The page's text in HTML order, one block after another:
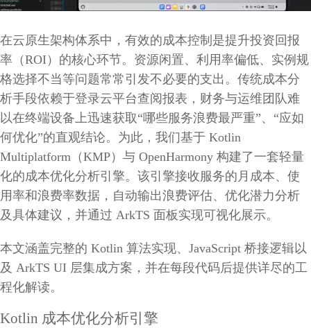
在云原生架构体系中，有效的成本控制是提升投资回报
率（ROI）的核心环节。资源闲置、利用率偏低、实例规
格选择不当等问题常常引发不必要的支出。传统成本分
析手段依赖于登录云平台查阅报表，财务与运维团队难
以在终端设备上迅速获取“哪些服务浪费最严重”、“应如
何优化”的直观结论。为此，我们基于 Kotlin
Multiplatform（KMP）与 OpenHarmony 构建了一套轻量
化的成本优化分析引擎。该引擎接收服务的月成本、使
用率和浪费率数据，自动输出浪费评估、优化潜力分析
及具体建议，并通过 ArkTS 面板实现可视化展示。
本文涵盖完整的 Kotlin 算法实现、JavaScript 桥接逻辑以
及 ArkTS UI 层集成方案，并在每段代码后提供详尽的工
程化解读。
Kotlin 成本优化分析引擎